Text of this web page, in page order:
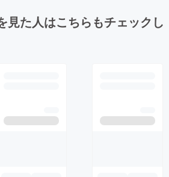
見た人はこちらもチェックし